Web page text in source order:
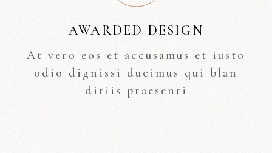
AWARDED DESIGN
At vero eos et accusamus et iusto
odio dignissi ducimus qui blan
ditiis praesenti